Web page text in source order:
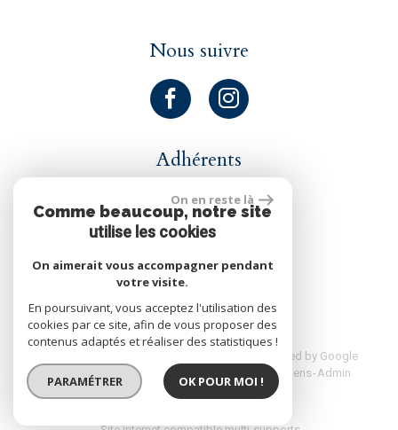
Nous suivre
Adhérents
réalisé par
© 2026 | Tous droits réservés | Traduction powered by Google
Plan du site
Mentions légales Nos honoraires Liens Admin
On en reste là
Comme beaucoup, notre site
utilise les cookies
On aimerait vous accompagner pendant
votre visite.
En poursuivant, vous acceptez l'utilisation des
cookies par ce site, afin de vous proposer des
contenus adaptés et réaliser des statistiques !
PARAMÉTRER OK POUR MOI !